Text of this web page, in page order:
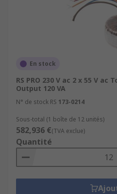
En stock
RS PRO 230 V ac 2 x 55 V
Output 120 VA
N° de stock RS 173-0214
Sous-total (1 boîte de 12 unités)
582,936 €(TVA exclue)
Quantité